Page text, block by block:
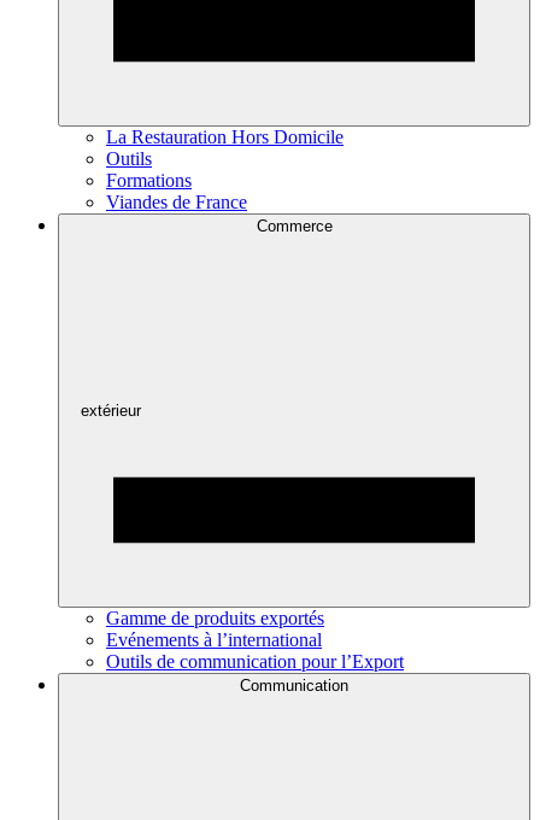
La Restauration Hors Domicile
Outils
Formations
Viandes de France
Commerce
extérieur
Gamme de produits exportés
Evénements à l’international
Outils de communication pour l’Export
Communication